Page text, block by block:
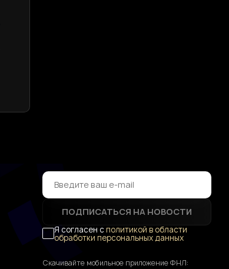
ПОДПИСАТЬСЯ НА НОВОСТИ
Я согласен сполитикой в области
обработки персональных данных
Скачивайте мобильное приложение ФНЛ: